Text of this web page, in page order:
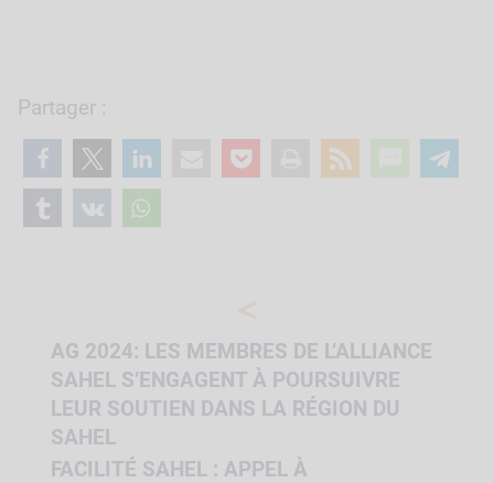
Partager :
AG 2024: LES MEMBRES DE L’ALLIANCE
SAHEL S’ENGAGENT À POURSUIVRE
LEUR SOUTIEN DANS LA RÉGION DU
SAHEL
FACILITÉ SAHEL : APPEL À